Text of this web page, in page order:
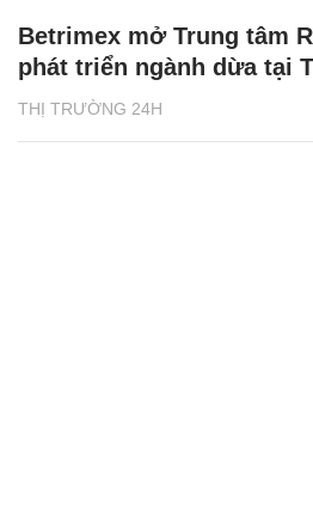
THỊ TRƯỜNG 24H
Betrimex mở Trung tâm
phát triển ngành dừa tại